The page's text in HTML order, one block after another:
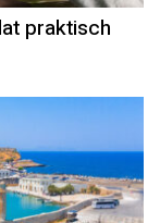
praktisch